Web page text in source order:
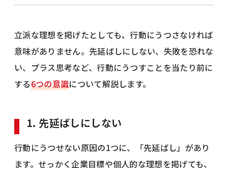
立派な理想を掲げたとしても、行動にうつさなければ
意味がありません。先延ばしにしない、失敗を恐れな
い、プラス思考など、行動にうつすことを当たり前に
する6つの意識について解説します。
1. 先延ばしにしない
行動にうつせない原因の1つに、「先延ばし」があり
ます。せっかく企業目標や個人的な理想を掲げても、